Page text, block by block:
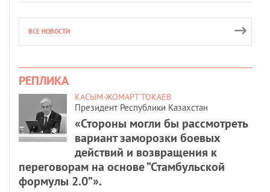
ВСЕ НОВОСТИ
РЕПЛИКА
КАСЫМ-ЖОМАРТ ТОКАЕВ
Президент Республики Казахстан
«Стороны могли бы рассмотреть
вариант заморозки боевых
действий и возвращения к
переговорам на основе “Стамбульской
формулы 2.0”».